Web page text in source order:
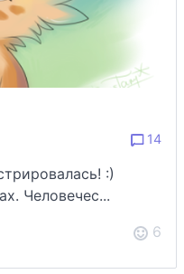
14
:)
Человечес...
6